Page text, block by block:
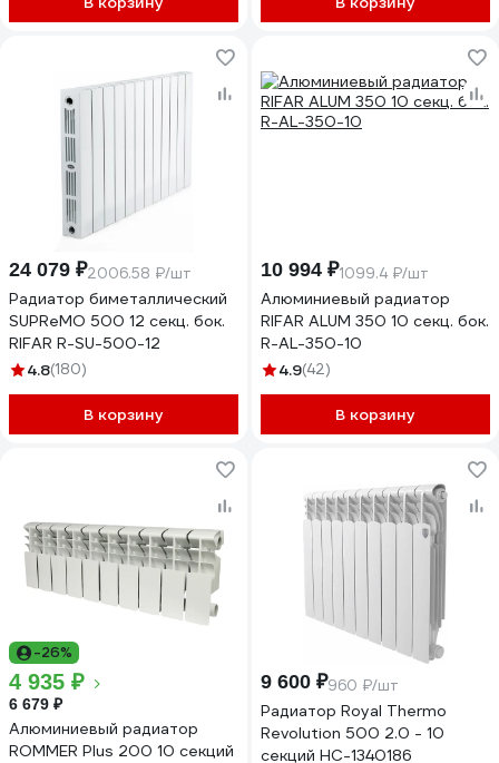
24 079 ₽2006.58 ₽/шт
Радиатор биметаллический
SUPReMO 500 12 секц. бок.
RIFAR R-SU-500-12
4.8(180)
В корзину
10 994 ₽1099.4 ₽/шт
Алюминиевый радиатор
RIFAR ALUM 350 10 секц. бок.
R-AL-350-10
4.9(42)
В корзину
-26%
4 935 ₽
6 679 ₽
Алюминиевый радиатор
ROMMER Plus 200 10 секций
9 600 ₽960 ₽/шт
Радиатор Royal Thermo
Revolution 500 2.0 - 10
секций НС-1340186